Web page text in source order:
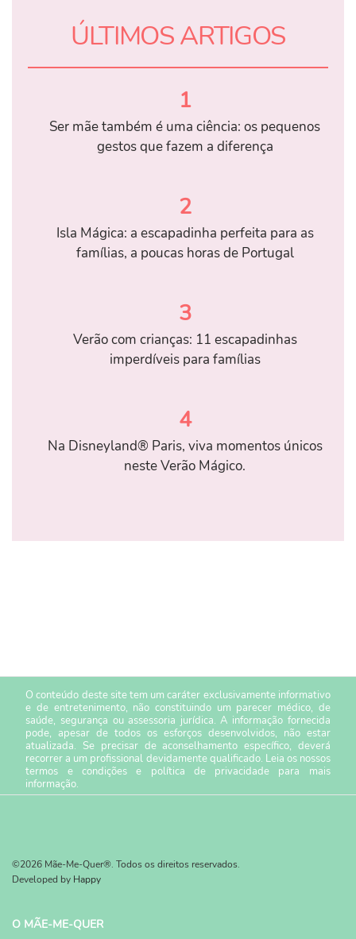
ÚLTIMOS ARTIGOS
1
Ser mãe também é uma ciência: os pequenos
gestos que fazem a diferença
2
Isla Mágica: a escapadinha perfeita para as
famílias, a poucas horas de Portugal
3
Verão com crianças: 11 escapadinhas
imperdíveis para famílias
4
Na Disneyland® Paris, viva momentos únicos
neste Verão Mágico.
O conteúdo deste site tem um caráter exclusivamente informativo
e de entretenimento, não constituindo um parecer médico, de
saúde, segurança ou assessoria jurídica. A informação fornecida
pode, apesar de todos os esforços desenvolvidos, não estar
atualizada. Se precisar de aconselhamento específico, deverá
recorrer a um profissional devidamente qualificado. Leia os nossos
termos e condiçõese política de privacidade para mais
informação.
©2026 Mãe-Me-Quer®. Todos os direitos reservados.
Developed by Happy
O MÃE-ME-QUER